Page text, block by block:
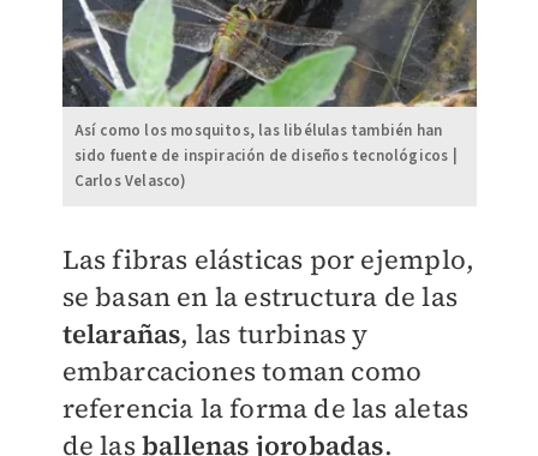
Así como los mosquitos, las libélulas también han
sido fuente de inspiración de diseños tecnológicos |
Carlos Velasco)
Las fibras elásticas por ejemplo,
se basan en la estructura de las
telarañas, las turbinas y
embarcaciones toman como
referencia la forma de las aletas
de lasballenas jorobadas.